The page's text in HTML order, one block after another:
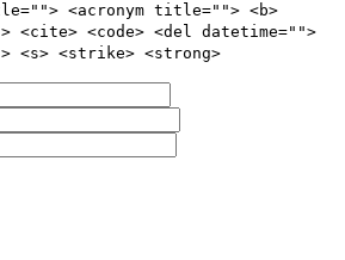
<acronym title=""> <b>
<cite> <code> <del datetime="">
<s> <strike> <strong>